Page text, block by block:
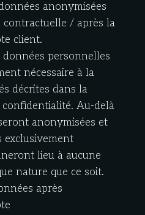
anonymisées
contractuelle / après la
client.
personnelles
nécessaire à la
décrites dans la
Au-delà
anonymisées et
exclusivement
lieu à aucune
nature que ce soit.
après